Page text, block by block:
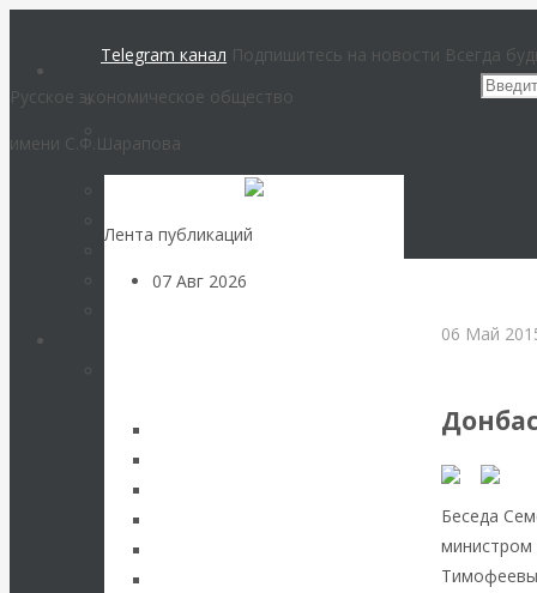
Telegram канал Подпишитесь на новости Всегда
Русское экономическое общество
имени С.Ф.Шарапова
Лента публикаций
07 Авг 2026
06 Май
Беседа